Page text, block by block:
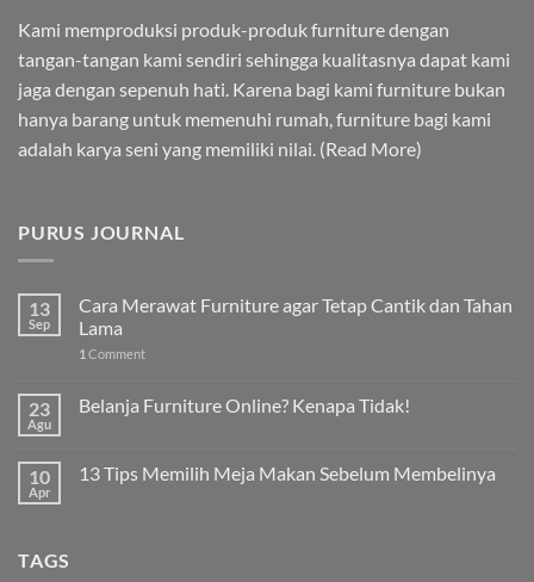
Kami memproduksi produk-produk furniture dengan
tangan-tangan kami sendiri sehingga kualitasnya dapat kami
jaga dengan sepenuh hati. Karena bagi kami furniture bukan
hanya barang untuk memenuhi rumah, furniture bagi kami
adalah karya seni yang memiliki nilai. (Read More)
PURUS JOURNAL
13
Sep
Cara Merawat Furniture agar Tetap Cantik dan Tahan
Lama
1 Comment
23
Agu
Belanja Furniture Online? Kenapa Tidak!
10
Apr
13 Tips Memilih Meja Makan Sebelum Membelinya
TAGS